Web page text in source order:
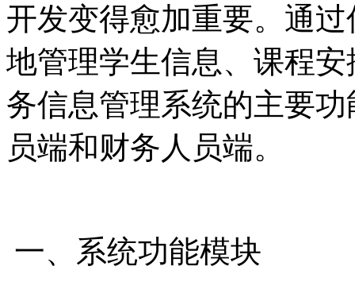
开发变得愈加重要。通
地管理学生信息、课程
务信息管理系统的主要
员端和财务人员端。
一、系统功能模块